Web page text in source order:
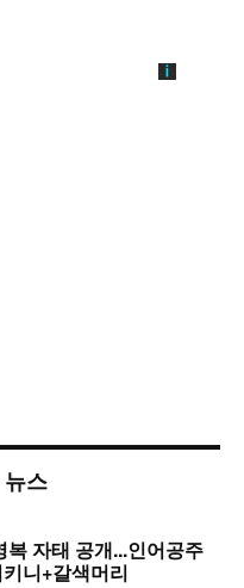
스
복 자태 공개...인어공주
니+갈색머리